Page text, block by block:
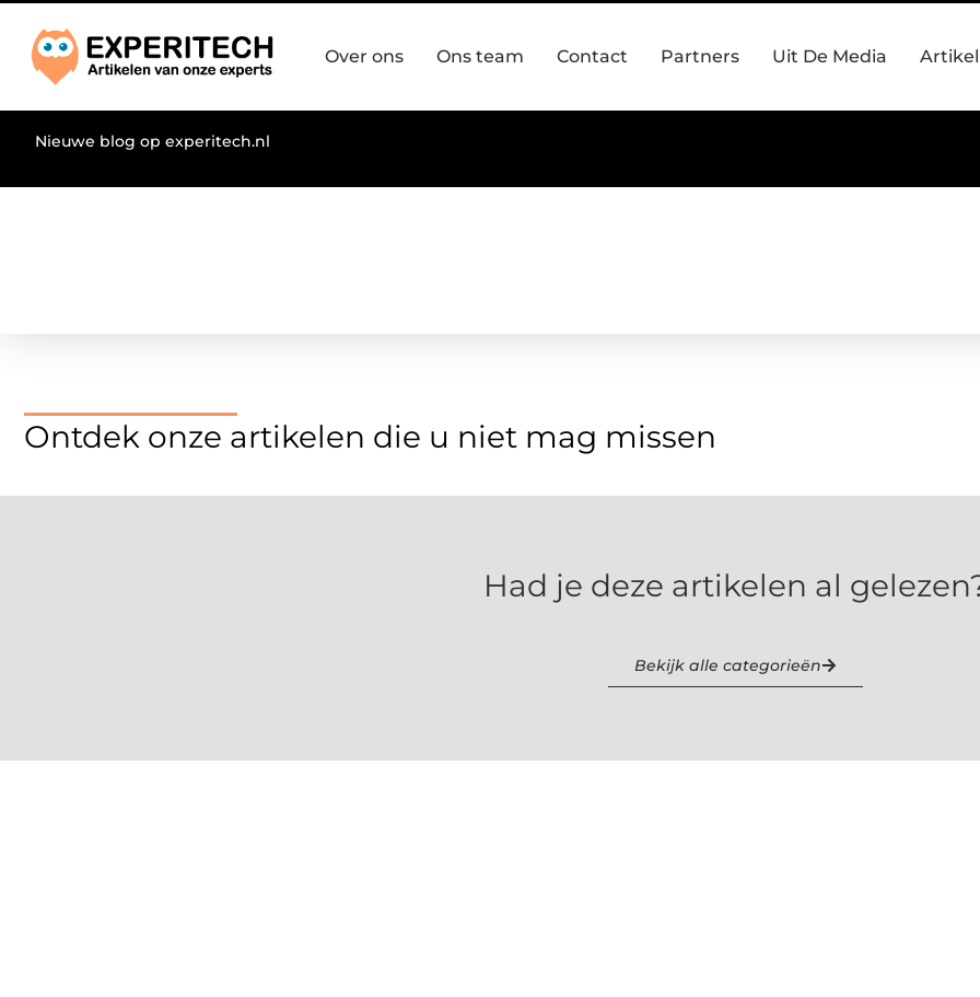
Over ons Ons team Contact Partners Uit De Media
Nieuwe blog op experitech.nl
Ontdek onze artikelen die u niet mag missen
Had je deze artikelen al
Bekijk alle categorieën